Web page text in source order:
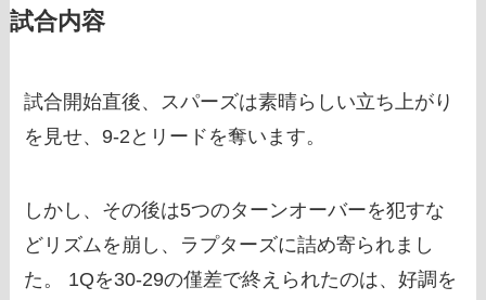
試合内容
試合開始直後、スパーズは素晴らしい立ち上がり
を見せ、9-2とリードを奪います。
しかし、その後は5つのターンオーバーを犯すな
どリズムを崩し、ラプターズに詰め寄られまし
た。 1Qを30-29の僅差で終えられたのは、好調を